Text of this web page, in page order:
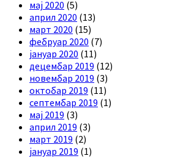
мај 2020 (5)
април 2020 (13)
март 2020 (15)
фебруар 2020 (7)
јануар 2020 (11)
децембар 2019 (12)
новембар 2019 (3)
октобар 2019 (11)
септембар 2019 (1)
мај 2019 (3)
април 2019 (3)
март 2019 (2)
јануар 2019 (1)